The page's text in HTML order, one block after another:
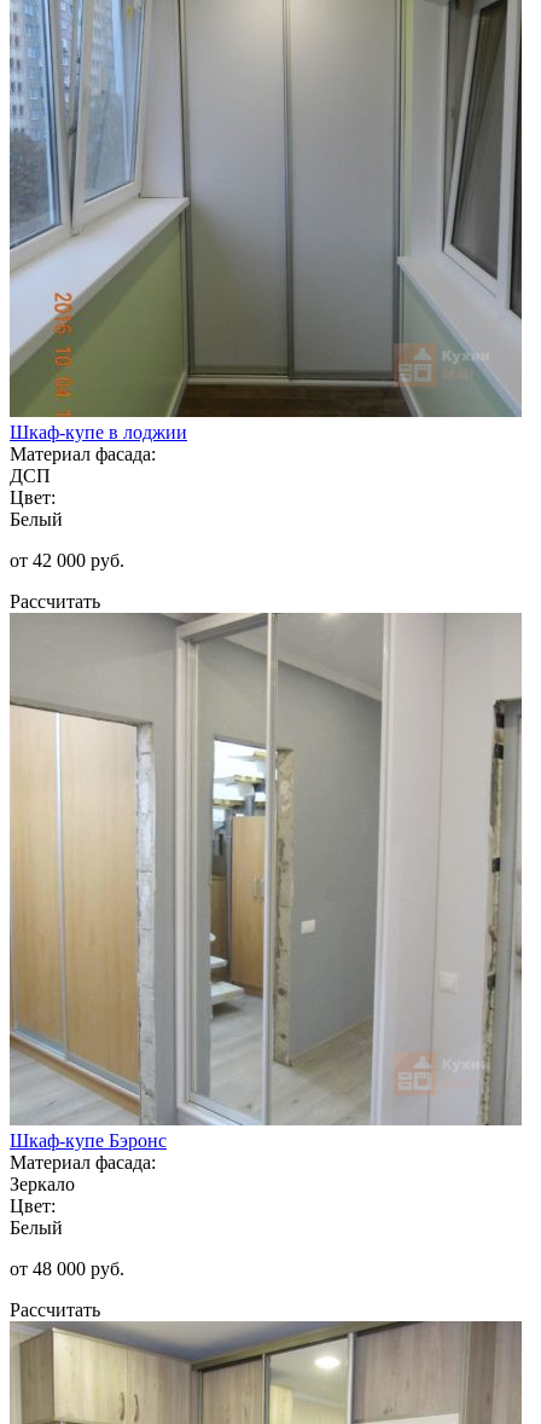
Шкаф-купе в лоджии
Материал фасада:
ДСП
Цвет:
Белый
от 42 000 руб.
Рассчитать
Шкаф-купе Бэронс
Материал фасада:
Зеркало
Цвет:
Белый
от 48 000 руб.
Рассчитать